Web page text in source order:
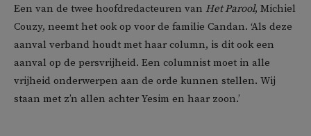
Een van de twee hoofdredacteuren van Het Parool, Michiel
Couzy, neemt het ook op voor de familie Candan. ‘Als deze
aanval verband houdt met haar column, is dit ook een
aanval op de persvrijheid. Een columnist moet in alle
vrijheid onderwerpen aan de orde kunnen stellen. Wij
staan met z’n allen achter Yesim en haar zoon.’